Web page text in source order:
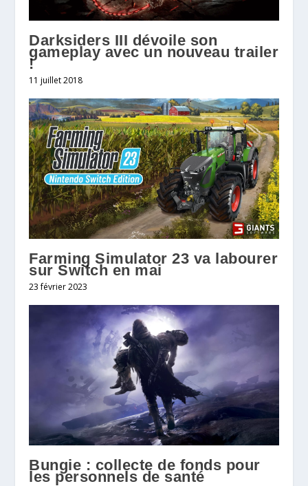
Darksiders III dévoile son
gameplay avec un nouveau trailer
!
11 juillet 2018
Farming Simulator 23 va labourer
sur Switch en mai
23 février 2023
Bungie : collecte de fonds pour
les personnels de santé